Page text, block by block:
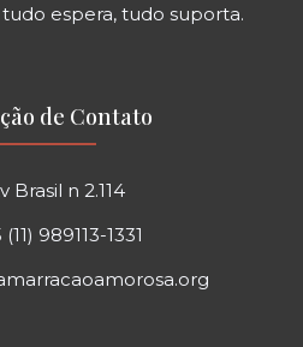
espera, tudo suporta.
de Contato
Brasil n 2.114
(11) 989113-1331